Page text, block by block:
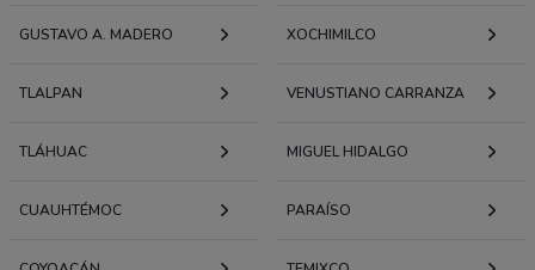
GUSTAVO A. MADERO XOCHIMILCO
TLALPAN VENUSTIANO CARRANZA
TLÁHUAC MIGUEL HIDALGO
CUAUHTÉMOC PARAÍSO